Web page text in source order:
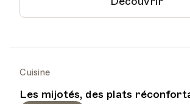
Cuisine
Les mijotés, des plats